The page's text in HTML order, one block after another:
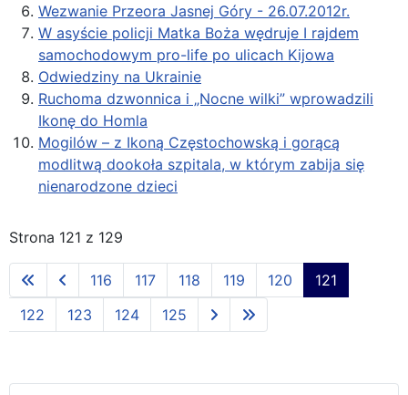
Wezwanie Przeora Jasnej Góry - 26.07.2012r.
W asyście policji Matka Boża wędruje I rajdem
samochodowym pro-life po ulicach Kijowa
Odwiedziny na Ukrainie
Ruchoma dzwonnica i „Nocne wilki” wprowadzili
Ikonę do Homla
Mogilów – z Ikoną Częstochowską i gorącą
modlitwą dookoła szpitala, w którym zabija się
nienarodzone dzieci
Strona 121 z 129
116 117 118 119 120
121
122
123 124 125